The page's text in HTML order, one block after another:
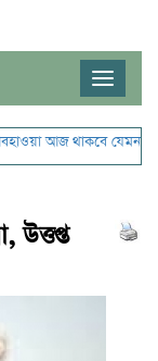
Toggle
আজ থাকবে যেমন→ভুল
উত্তপ্ত